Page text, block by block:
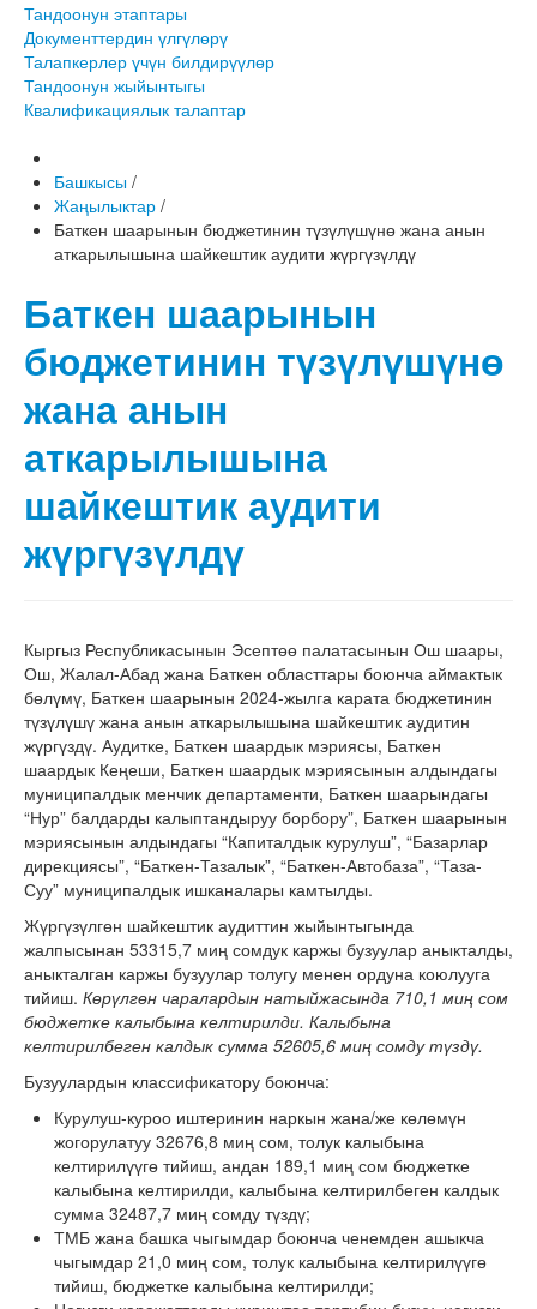
Тандоонун этаптары
Документтердин үлгүлөрү
Талапкерлер үчүн билдирүүлөр
Тандоонун жыйынтыгы
Квалификациялык талаптар
Башкысы /
Жаңылыктар /
Баткен шаарынын бюджетинин түзүлүшүнө жана анын
аткарылышына шайкештик аудити жүргүзүлдү
Баткен шаарынын
бюджетинин түзүлүшүнө
жана анын
аткарылышына
шайкештик аудити
жүргүзүлдү
Кыргыз Республикасынын Эсептөө палатасынын Ош шаары,
Ош, Жалал-Абад жана Баткен областтары боюнча аймактык
бөлүмү, Баткен шаарынын 2024-жылга карата бюджетинин
түзүлүшү жана анын аткарылышына шайкештик аудитин
жүргүздү. Аудитке, Баткен шаардык мэриясы, Баткен
шаардык Кеңеши, Баткен шаардык мэриясынын алдындагы
муниципалдык менчик департаменти, Баткен шаарындагы
“Нур” балдарды калыптандыруу борбору”, Баткен шаарынын
мэриясынын алдындагы “Капиталдык курулуш”, “Базарлар
дирекциясы”, “Баткен-Тазалык”, “Баткен-Автобаза”, “Таза-
Суу” муниципалдык ишканалары камтылды.
Жүргүзүлгөн шайкештик аудиттин жыйынтыгында
жалпысынан 53315,7 миң сомдук каржы бузуулар аныкталды,
аныкталган каржы бузуулар толугу менен ордуна коюлууга
тийиш. Көрүлгөн чаралардын натыйжасында 710,1 миң сом
бюджетке калыбына келтирилди. Калыбына
келтирилбеген калдык сумма 52605,6 миң сомду түздү.
Бузуулардын классификатору боюнча:
Курулуш-куроо иштеринин наркын жана/же көлөмүн
жогорулатуу 32676,8 миң сом, толук калыбына
келтирилүүгө тийиш, андан 189,1 миң сом бюджетке
калыбына келтирилди, калыбына келтирилбеген калдык
сумма 32487,7 миң сомду түздү;
ТМБ жана башка чыгымдар боюнча ченемден ашыкча
чыгымдар 21,0 миң сом, толук калыбына келтирилүүгө
тийиш, бюджетке калыбына келтирилди;